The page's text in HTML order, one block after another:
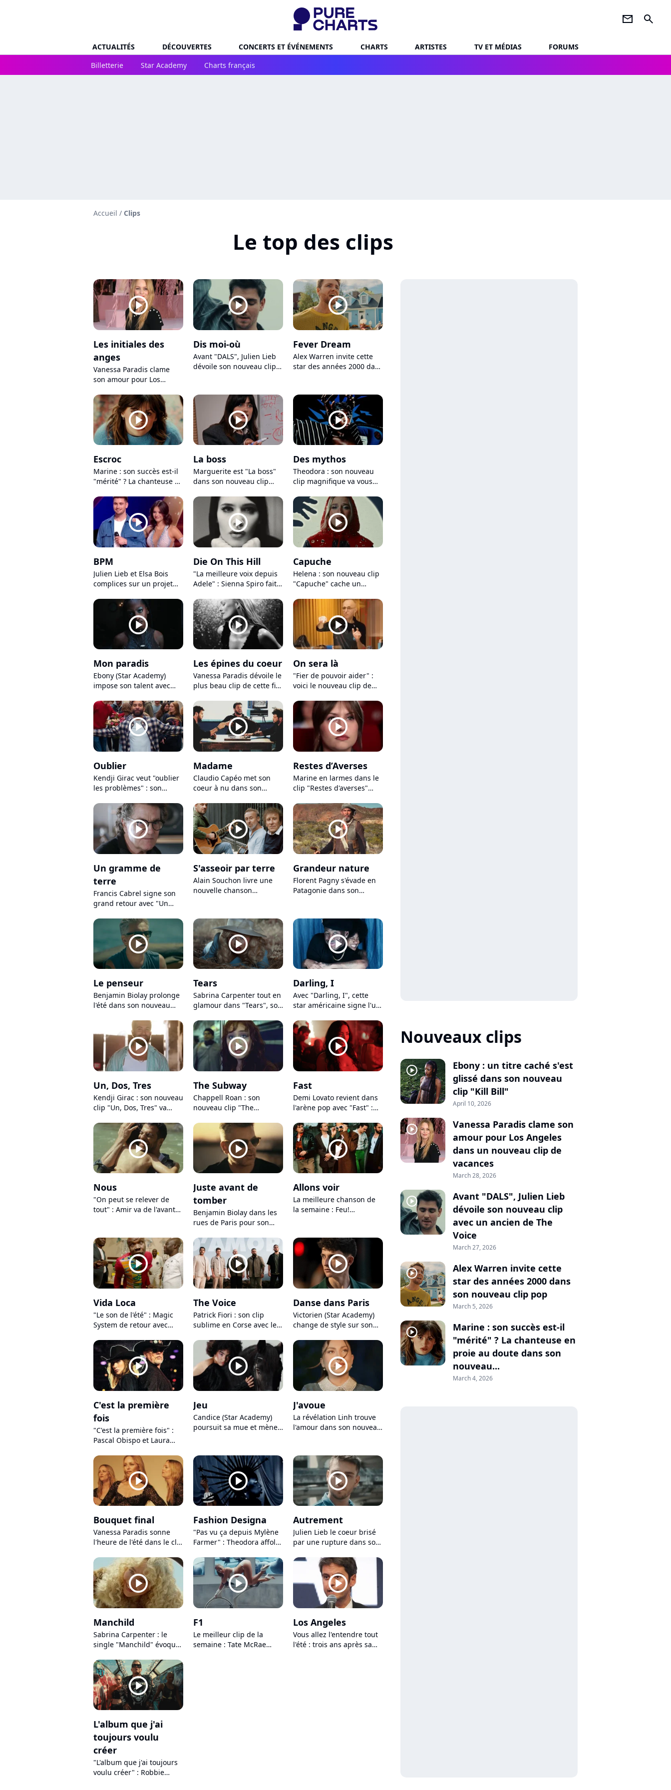
newsletter search
ACTUALITÉS DÉCOUVERTES CONCERTS ET ÉVÉNEMENTS CHARTS ARTISTES TV ET MÉDIAS
FORUMS
Billetterie
Star Academy Charts français
Accueil / Clips
Le top des clips
player2
Les initiales des
anges
Vanessa Paradis clame
son amour pour Los
clip de vacances
player2
Dis moi-où
Avant "DALS", Julien Lieb
dévoile son nouveau clip
player2
Fever Dream
Alex Warren invite cette
star des années 2000 dans
player2
Escroc
Marine : son succès est-il
"mérité" ? La chanteuse en
nouveau clip
player2
La boss
Marguerite est "La boss"
dans son nouveau clip
player2
Des mythos
Theodora : son nouveau
clip magnifique va vous
player2
BPM
Julien Lieb et Elsa Bois
complices sur un projet
concerne pas "Danse avec
player2
Die On This Hill
"La meilleure voix depuis
Adele" : Sienna Spiro fait
"Die On This Hill"
player2
Capuche
Helena : son nouveau clip
"Capuche" cache un
faire parler
player2
Mon paradis
Ebony (Star Academy)
impose son talent avec
paradis"
player2
Les épines du coeur
Vanessa Paradis dévoile le
plus beau clip de cette fin
du coeur"
player2
On sera là
"Fier de pouvoir aider" :
voici le nouveau clip de
player2
Oublier
Kendji Girac veut "oublier
les problèmes" : son
donner envie de danser !
player2
Madame
Claudio Capéo met son
coeur à nu dans son
player2
Restes d’Averses
Marine en larmes dans le
clip "Restes d'averses"
You"
player2
Un gramme de
terre
Francis Cabrel signe son
grand retour avec "Un
player2
S'asseoir par terre
Alain Souchon livre une
nouvelle chanson
player2
Grandeur nature
Florent Pagny s'évade en
Patagonie dans son
player2
Le penseur
Benjamin Biolay prolonge
l'été dans son nouveau
player2
Tears
Sabrina Carpenter tout en
glamour dans "Tears", son
thriller
player2
Darling, I
Avec "Darling, I", cette
star américaine signe l'un
l'année !
player2
Un, Dos, Tres
Kendji Girac : son nouveau
clip "Un, Dos, Tres" va
voir sur scène
player2
The Subway
Chappell Roan : son
nouveau clip "The
mauvaise surprise pour
ses fans
player2
Fast
Demi Lovato revient dans
l'arène pop avec "Fast" :
!
player2
Nous
"On peut se relever de
tout" : Amir va de l'avant
player2
Juste avant de
tomber
Benjamin Biolay dans les
rues de Paris pour son
de tomber"
player2
Allons voir
La meilleure chanson de
la semaine : Feu!
"Allons voir"
player2
Vida Loca
"Le son de l'été" : Magic
System de retour avec
tube !
player2
The Voice
Patrick Fiori : son clip
sublime en Corse avec les
player2
Danse dans Paris
Victorien (Star Academy)
change de style sur son
grande annonce
player2
C'est la première
fois
"C'est la première fois" :
Pascal Obispo et Laura
hommage à Johnny
Hallyday
player2
Jeu
Candice (Star Academy)
poursuit sa mue et mène
player2
J'avoue
La révélation Linh trouve
l'amour dans son nouveau
player2
Bouquet final
Vanessa Paradis sonne
l'heure de l'été dans le clip
final"
player2
Fashion Designa
"Pas vu ça depuis Mylène
Farmer" : Theodora affole
spectaculaire nouveau clip
player2
Autrement
Julien Lieb le coeur brisé
par une rupture dans son
player2
Manchild
Sabrina Carpenter : le
single "Manchild" évoque-
Keoghan ? Décryptage des
paroles !
player2
F1
Le meilleur clip de la
semaine : Tate McRae
player2
Los Angeles
Vous allez l'entendre tout
l'été : trois ans après sa
player2
L'album que j'ai
toujours voulu
créer
"L'album que j'ai toujours
voulu créer" : Robbie
Nouveaux clips
player2
Ebony : un titre caché s'est
glissé dans son nouveau
clip "Kill Bill"
April 10, 2026
player2
Vanessa Paradis clame son
amour pour Los Angeles
dans un nouveau clip de
vacances
March 28, 2026
player2
Avant "DALS", Julien Lieb
dévoile son nouveau clip
avec un ancien de The
Voice
March 27, 2026
player2
Alex Warren invite cette
star des années 2000 dans
son nouveau clip pop
March 5, 2026
player2
Marine : son succès est-il
"mérité" ? La chanteuse en
proie au doute dans son
nouveau...
March 4, 2026